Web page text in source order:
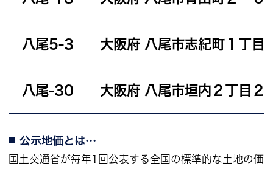
八尾5-3 大阪府 八尾市志紀町１丁目
八尾-30 大阪府 八尾市垣内２丁目２
公示地価とは…
国土交通省が毎年1回公表する全国の標準的な土地の価